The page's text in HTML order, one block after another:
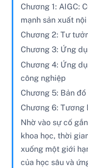
Chương 1: AIGC:
mạnh sản xuất
Chương 2: Tư
Chương 3: Ứng
Chương 4: Ứng
công nghiệp
Chương 5: Bản
Chương 6: Tương
Nhờ vào sự cố
khoa học, thời
xuống một giới
của học sâu và